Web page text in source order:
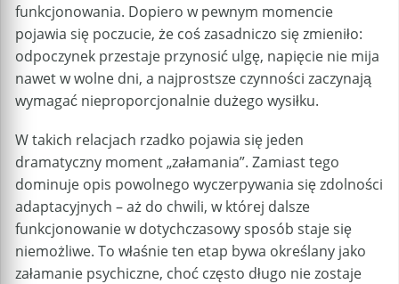
funkcjonowania. Dopiero w pewnym momencie
pojawia się poczucie, że coś zasadniczo się zmieniło:
odpoczynek przestaje przynosić ulgę, napięcie nie mija
nawet w wolne dni, a najprostsze czynności zaczynają
wymagać nieproporcjonalnie dużego wysiłku.
W takich relacjach rzadko pojawia się jeden
dramatyczny moment „załamania”. Zamiast tego
dominuje opis powolnego wyczerpywania się zdolności
adaptacyjnych – aż do chwili, w której dalsze
funkcjonowanie w dotychczasowy sposób staje się
niemożliwe. To właśnie ten etap bywa określany jako
załamanie psychiczne, choć często długo nie zostaje